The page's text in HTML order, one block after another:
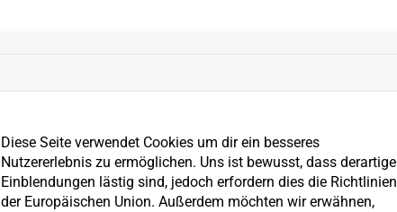
Diese Seite verwendet Cookies um dir ein besseres
Nutzererlebnis zu ermöglichen. Uns ist bewusst, dass derartige
Einblendungen lästig sind, jedoch erfordern dies die Richtlinien
der Europäischen Union. Außerdem möchten wir erwähnen,
News
Kontakt